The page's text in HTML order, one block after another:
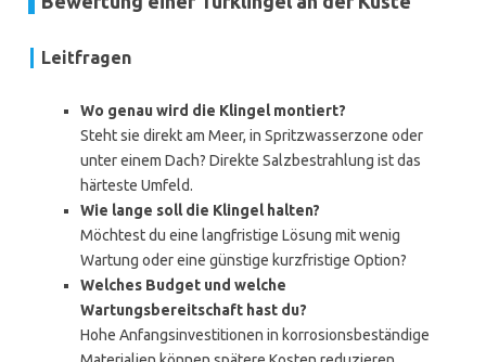
Leitfragen
Wo genau wird die Klingel montiert?
Steht sie direkt am Meer, in Spritzwasserzone oder
unter einem Dach? Direkte Salzbestrahlung ist das
härteste Umfeld.
Wie lange soll die Klingel halten?
Möchtest du eine langfristige Lösung mit wenig
Wartung oder eine günstige kurzfristige Option?
Welches Budget und welche
Wartungsbereitschaft hast du?
Hohe Anfangsinvestitionen in korrosionsbeständige